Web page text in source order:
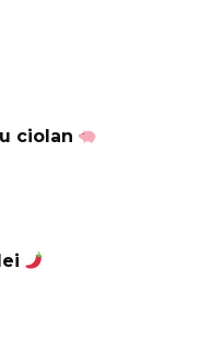
ciolan